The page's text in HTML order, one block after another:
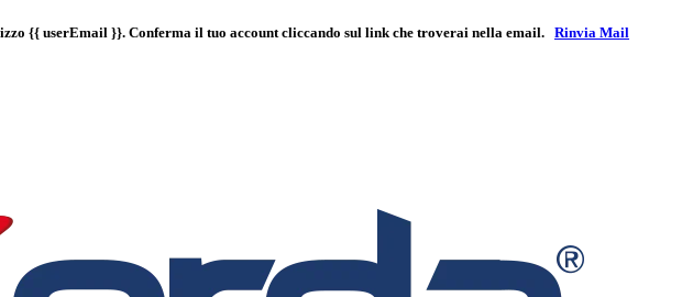
{{ userEmail }}. Conferma il tuo account cliccando sul link che troverai nella email. Rinvia Mail